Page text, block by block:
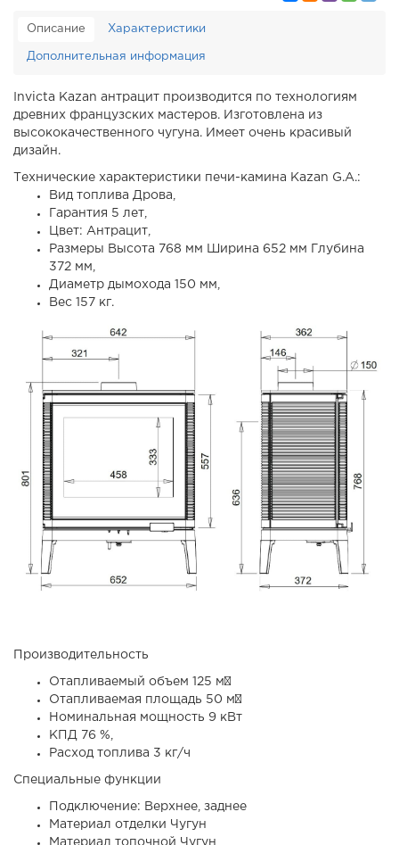
Описание Характеристики
Дополнительная информация
Invicta Kazan антрацит производится по технологиям
древних французских мастеров. Изготовлена из
высококачественного чугуна. Имеет очень красивый
дизайн.
Технические характеристики печи-камина Kazan G.A.:
Вид топлива Дрова,
Гарантия 5 лет,
Цвет: Антрацит,
Размеры Высота 768 мм Ширина 652 мм Глубина
372 мм,
Диаметр дымохода 150 мм,
Вес 157 кг.
Производительность
Отапливаемый объем 125 м³
Отапливаемая площадь 50 м²
Номинальная мощность 9 кВт
КПД 76 %,
Расход топлива 3 кг/ч
Специальные функции
Подключение: Верхнее, заднее
Материал отделки Чугун
Материал топочной Чугун